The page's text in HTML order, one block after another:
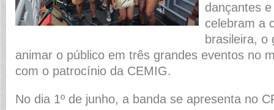
dançantes
celebram a
brasileira, o
animar o público em três grandes eventos no
com o patrocínio da CEMIG.
No dia 1º de junho, a banda se apresenta no